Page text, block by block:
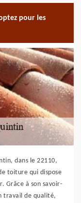
pour les
dans le 22110,
toiture qui dispose
Grâce à son savoir-
travail de qualité,